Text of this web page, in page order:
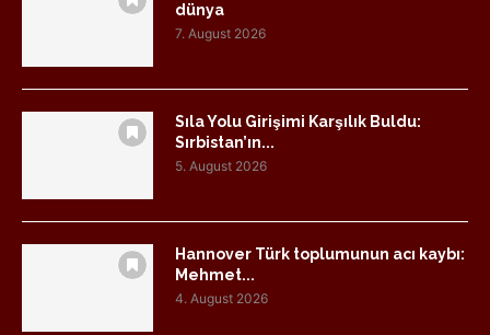
dünya
7. August 2026
Sıla Yolu Girişimi Karşılık Buldu:
Sırbistan’ın...
5. August 2026
Hannover Türk toplumunun acı kaybı:
Mehmet...
4. August 2026